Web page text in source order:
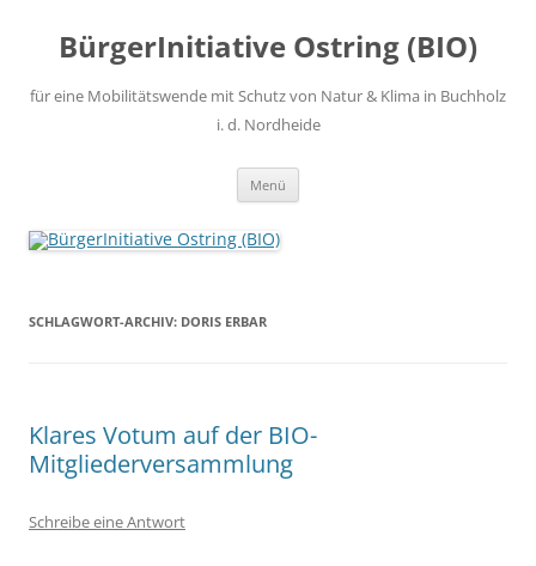
springen
BürgerInitiative Ostring (BIO)
für eine Mobilitätswende mit Schutz von Natur & Klima in Buchholz
i. d. Nordheide
Menü
SCHLAGWORT-ARCHIV: DORIS ERBAR
Klares Votum auf der BIO-
Mitgliederversammlung
Schreibe eine Antwort